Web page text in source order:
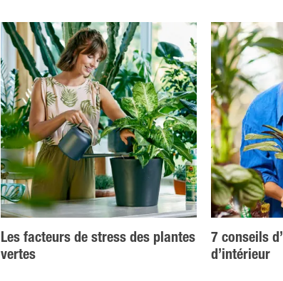
Les facteurs de stress des plantes
vertes
7 conseils
d’intérieur